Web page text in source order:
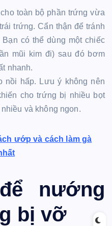
toàn bộ phần trứng vừa
trứng. Cẩn thận để tránh
có thể dùng một chiếc
mũi kim đi) sau đó bơm
nhanh.
nồi hấp. Lưu ý không nên
cho trứng bị nhiều bọt
và không ngon.
ướp và cách làm gà
nướng
bị vỡ